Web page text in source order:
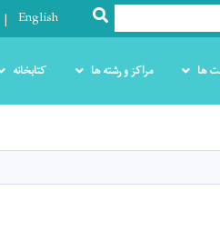
SEARCH
English
ها مراکز و رشته ها کتابخانه